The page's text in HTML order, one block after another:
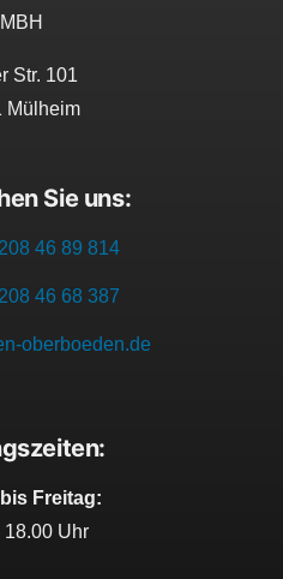
Str. 101
Mülheim
Sie uns:
46 89 814
46 68 387
oberboeden.de
Freitag:
18.00 Uhr